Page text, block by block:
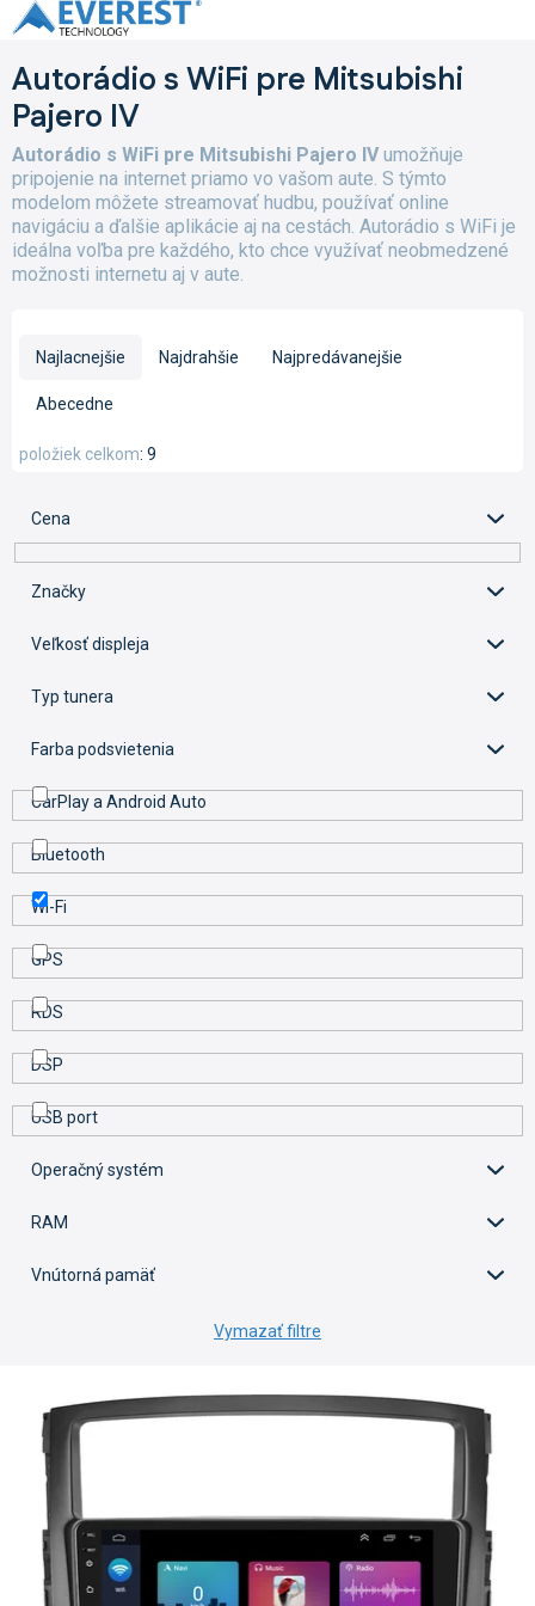
Prejsť
na
Autorádio s WiFi pre Mitsubishi
Pajero IV
Autorádio s WiFi pre Mitsubishi Pajero IVumožňuje
pripojenie na internet priamo vo vašom aute. S týmto
modelom môžete streamovať hudbu, používať online
navigáciu a ďalšie aplikácie aj na cestách. Autorádio s WiFi je
ideálna voľba pre každého, kto chce využívať neobmedzené
možnosti internetu aj v aute.
i
p
r
o
d
o
Najlacnejšie Najdrahšie Najpredávanejšie
Abecedne
9
položiek celkom
Cena
Značky
Veľkosť displeja
Typ tunera
Farba podsvietenia
CarPlay a Android Auto
Bluetooth
Wi-Fi
GPS
RDS
DSP
USB port
Operačný systém
RAM
Vnútorná pamäť
Vymazať filtre